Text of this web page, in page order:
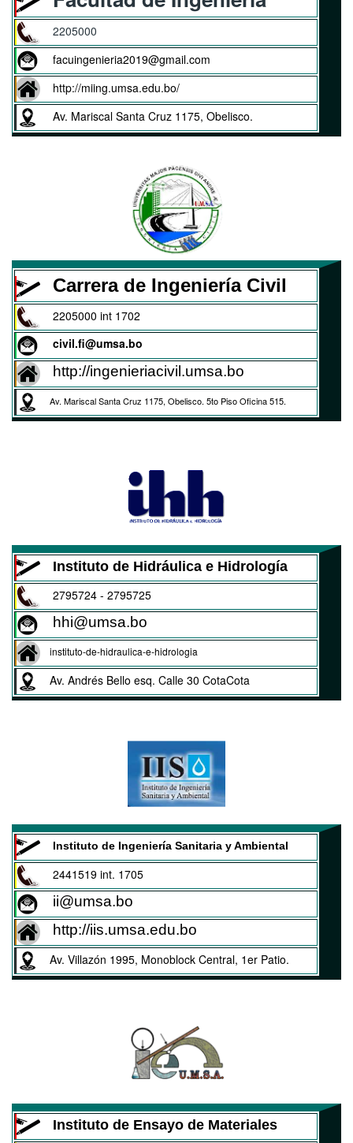
2205000
facuingenieria2019@gmail.com
http://miing.umsa.edu.bo/
Av. Mariscal Santa Cruz 1175, Obelisco.
Carrera de Ingeniería Civil
2205000 int 1702
civil.fi@umsa.bo
http://ingenieriacivil.umsa.bo
Av. Mariscal Santa Cruz 1175, Obelisco. 5to Piso Oficina 515.
Instituto de Hidráulica e Hidrología
2795724 - 2795725
hhi@umsa.bo
instituto-de-hidraulica-e-hidrologia
Av. Andrés Bello esq. Calle 30 CotaCota
Instituto de Ingeniería Sanitaria y Ambiental
2441519 int. 1705
ii@umsa.bo
http://iis.umsa.edu.bo
Av. Villazón 1995, Monoblock Central, 1er Patio.
Instituto de Ensayo de Materiales